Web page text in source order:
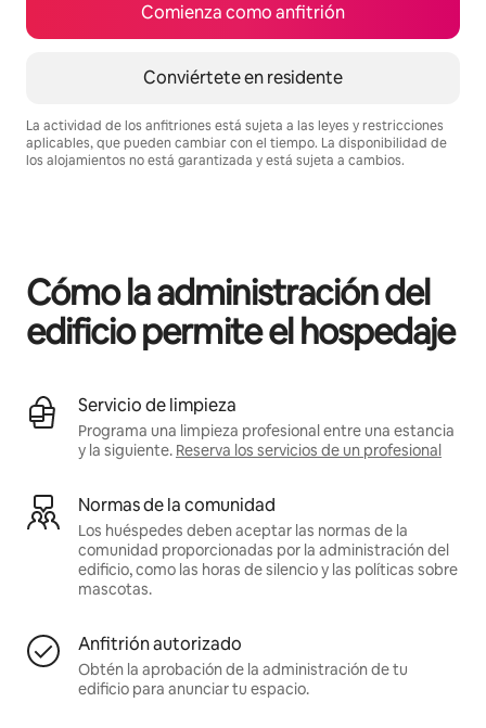
Comienza como anfitrión
Conviértete en residente
La actividad de los anfitriones está sujeta a las leyes y restricciones
aplicables, que pueden cambiar con el tiempo. La disponibilidad de
los alojamientos no está garantizada y está sujeta a cambios.
Cómo la administración del
edificio permite el hospedaje
Servicio de limpieza
Programa una limpieza profesional entre una estancia
y la siguiente. Reserva los servicios de un profesional
Normas de la comunidad
Los huéspedes deben aceptar las normas de la
comunidad proporcionadas por la administración del
edificio, como las horas de silencio y las políticas sobre
mascotas.
Anfitrión autorizado
Obtén la aprobación de la administración de tu
edificio para anunciar tu espacio.